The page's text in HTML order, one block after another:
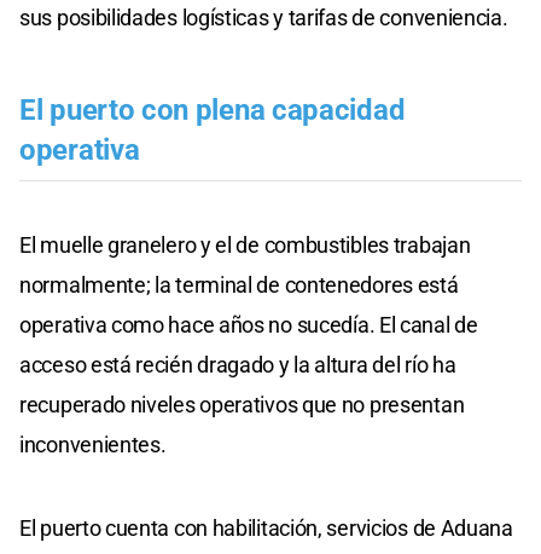
sus posibilidades logísticas y tarifas de conveniencia.
El puerto con plena capacidad
operativa
El muelle granelero y el de combustibles trabajan
normalmente; la terminal de contenedores está
operativa como hace años no sucedía. El canal de
acceso está recién dragado y la altura del río ha
recuperado niveles operativos que no presentan
inconvenientes.
El puerto cuenta con habilitación, servicios de Aduana